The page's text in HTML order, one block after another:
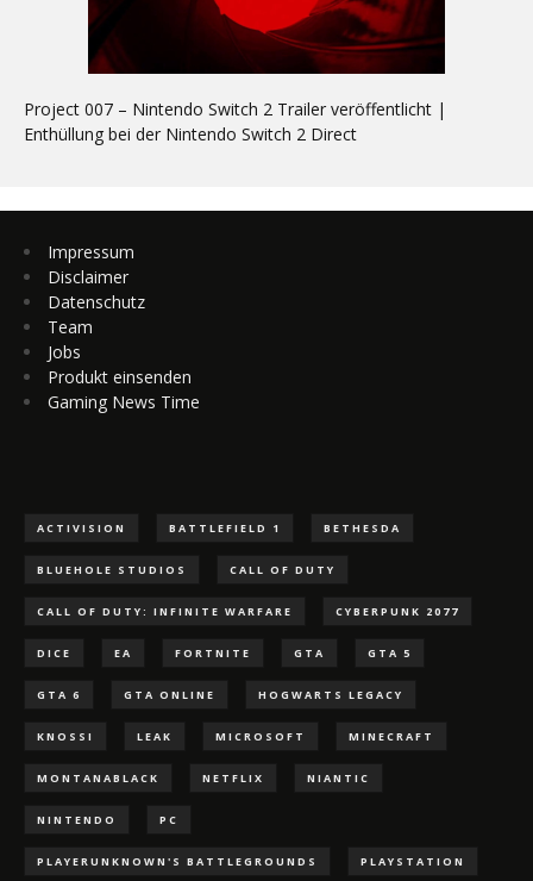
Project 007 – Nintendo Switch 2 Trailer veröffentlicht |
Enthüllung bei der Nintendo Switch 2 Direct
Impressum
Disclaimer
Datenschutz
Team
Jobs
Produkt einsenden
Gaming News Time
ACTIVISION BATTLEFIELD 1 BETHESDA
BLUEHOLE STUDIOS CALL OF DUTY
CALL OF DUTY: INFINITE WARFARE CYBERPUNK 2077
DICE EA FORTNITE GTA GTA 5
GTA 6 GTA ONLINE HOGWARTS LEGACY
KNOSSI LEAK MICROSOFT MINECRAFT
MONTANABLACK NETFLIX NIANTIC
NINTENDO PC
PLAYERUNKNOWN'S BATTLEGROUNDS PLAYSTATION